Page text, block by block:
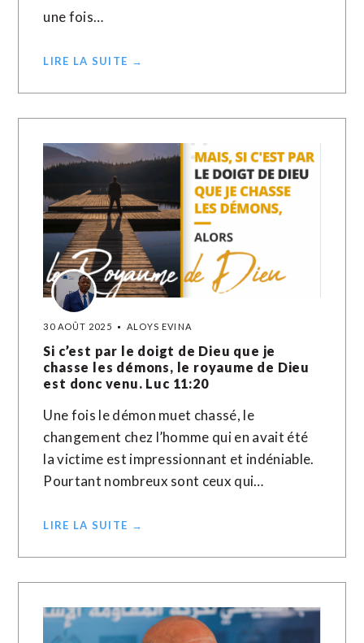
une fois…
LIRE LA SUITE →
30 AOÛT 2025 ALOYS EVINA
Si c’est par le doigt de Dieu que je
chasse les démons, le royaume de Dieu
est donc venu. Luc 11:20
Une fois le démon muet chassé, le
changement chez l’homme qui en avait été
la victime est impressionnant et indéniable.
Pourtant nombreux sont ceux qui…
LIRE LA SUITE →